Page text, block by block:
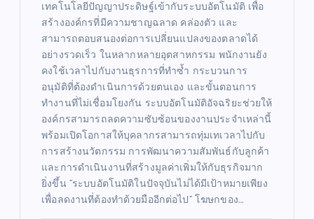
เทคโนโลยีปัญญาประดิษฐ์เข้ากับระบบอัตโนมัติ เพื่อ
สร้างองค์กรที่มีความชาญฉลาด คล่องตัว และ
สามารถตอบสนองต่อการเปลี่ยนแปลงของตลาดได้
อย่างรวดเร็ว ในหลากหลายอุตสาหกรรม พนักงานยัง
คงใช้เวลาไปกับงานธุรการที่ทำซ้ำ กระบวนการ
อนุมัติที่ต้องดำเนินการด้วยตนเอง และขั้นตอนการ
ทำงานที่ไม่เชื่อมโยงกัน ระบบอัตโนมัติอัจฉริยะช่วยให้
องค์กรสามารถลดความซับซ้อนของงานประจำเหล่านี้
พร้อมเปิดโอกาสให้บุคลากรสามารถทุ่มเทเวลาไปกับ
การสร้างนวัตกรรม การพัฒนาความสัมพันธ์กับลูกค้า
และการดำเนินงานที่สร้างมูลค่าเพิ่มให้กับธุรกิจมาก
ยิ่งขึ้น “ระบบอัตโนมัติในปัจจุบันไม่ได้มีเป้าหมายเพียง
เพื่อลดงานที่ต้องทำด้วยมืออีกต่อไป” โฆษกของ…